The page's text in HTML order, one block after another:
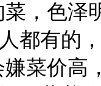
，色泽
都有的
菜价高